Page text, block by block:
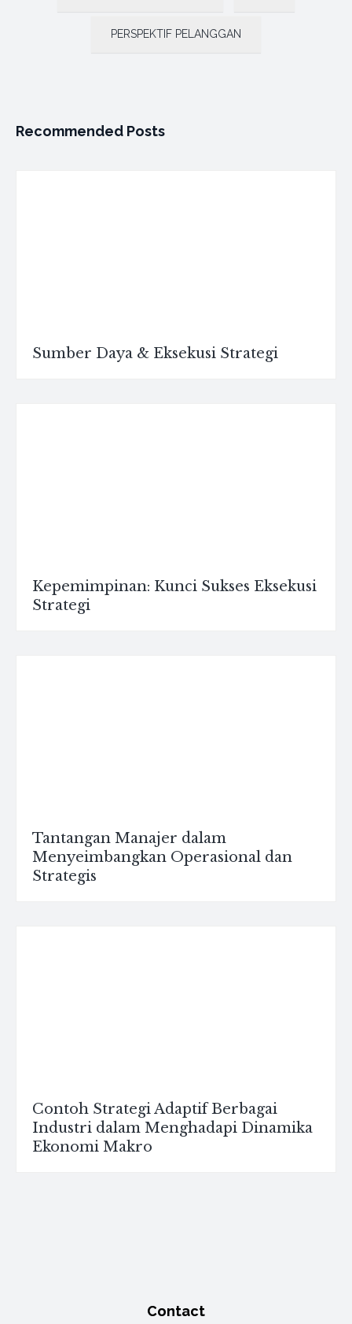
PERSPEKTIF PELANGGAN
Recommended Posts
Sumber Daya & Eksekusi Strategi
Kepemimpinan: Kunci Sukses Eksekusi
Strategi
Tantangan Manajer dalam
Menyeimbangkan Operasional dan
Strategis
Contoh Strategi Adaptif Berbagai
Industri dalam Menghadapi Dinamika
Ekonomi Makro
Contact